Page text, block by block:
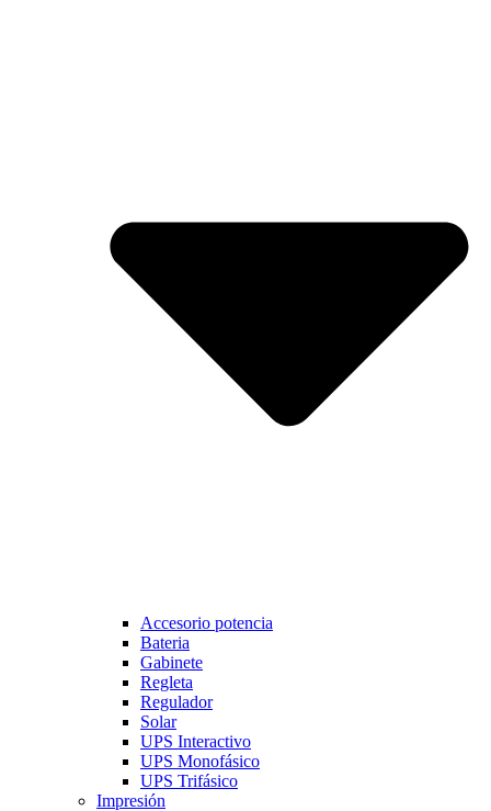
Accesorio potencia
Bateria
Gabinete
Regleta
Regulador
Solar
UPS Interactivo
UPS Monofásico
UPS Trifásico
Impresión